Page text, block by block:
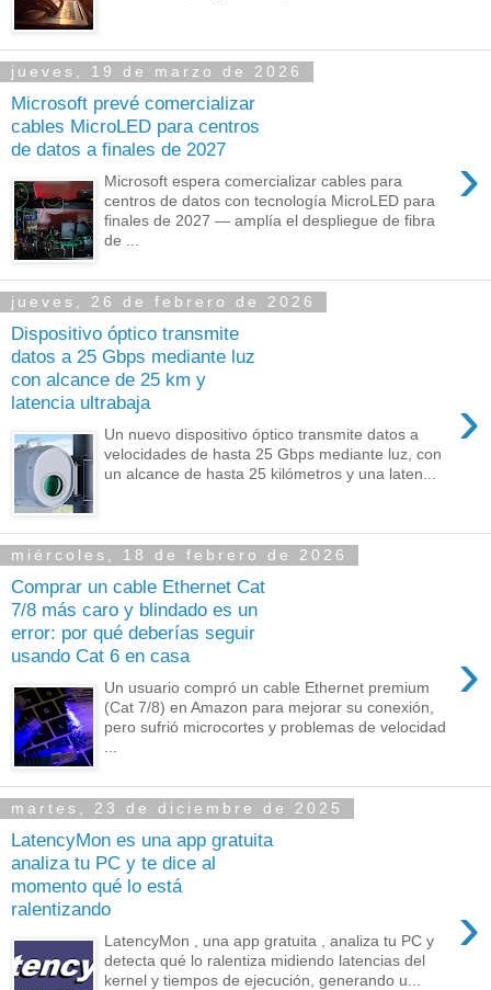
jueves, 19 de marzo de 2026
Microsoft prevé comercializar
cables MicroLED para centros
de datos a finales de 2027
›
Microsoft espera comercializar cables para
centros de datos con tecnología MicroLED para
finales de 2027 — amplía el despliegue de fibra
de ...
jueves, 26 de febrero de 2026
Dispositivo óptico transmite
datos a 25 Gbps mediante luz
con alcance de 25 km y
latencia ultrabaja
›
Un nuevo dispositivo óptico transmite datos a
velocidades de hasta 25 Gbps mediante luz, con
un alcance de hasta 25 kilómetros y una laten...
miércoles, 18 de febrero de 2026
Comprar un cable Ethernet Cat
7/8 más caro y blindado es un
error: por qué deberías seguir
usando Cat 6 en casa
›
Un usuario compró un cable Ethernet premium
(Cat 7/8) en Amazon para mejorar su conexión,
pero sufrió microcortes y problemas de velocidad
martes, 23 de diciembre de 2025
LatencyMon es una app gratuita
analiza tu PC y te dice al
momento qué lo está
ralentizando
›
LatencyMon , una app gratuita , analiza tu PC y
detecta qué lo ralentiza midiendo latencias del
kernel y tiempos de ejecución, generando u...